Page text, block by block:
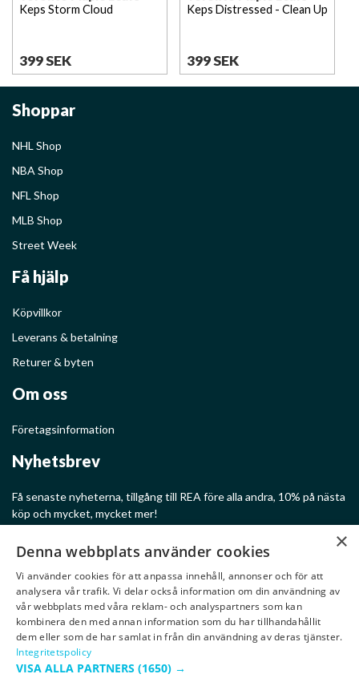
Keps Storm Cloud
399 SEK
Keps Distressed - Clean Up
399 SEK
Shoppar
NHL Shop
NBA Shop
NFL Shop
MLB Shop
Street Week
Få hjälp
Köpvillkor
Leverans & betalning
Returer & byten
Om oss
Företagsinformation
Nyhetsbrev
Få senaste nyheterna, tillgång till REA före alla andra, 10% på nästa
köp och mycket, mycket mer!
Ge mig rabatter!
×
Denna webbplats använder cookies
Vi använder cookies för att anpassa innehåll, annonser och för att
analysera vår trafik. Vi delar också information om din användning av
vår webbplats med våra reklam- och analyspartners som kan
kombinera den med annan information som du har tillhandahållit
dem eller som de har samlat in från din användning av deras tjänster.
Integritetspolicy
VISA ALLA PARTNERS (1650) →